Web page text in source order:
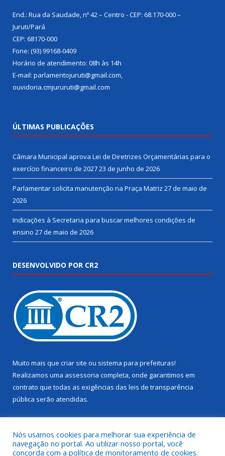
End.: Rua da Saudade, nº 42 – Centro - CEP: 68.170-000 –
Juruti/Pará
CEP: 68170-000
Fone: (93) 99168-0409
Horário de atendimento: 08h às 14h
E-mail: parlamentojuruti@gmail.com,
ouvidoria.cmjururuti@gmail.com
ÚLTIMAS PUBLICAÇÕES
Câmara Municipal aprova Lei de Diretrizes Orçamentárias para o
exercício financeiro de 202723 de junho de 2026
Parlamentar solicita manutenção na Praça Matriz 27 de maio de
2026
Indicações à Secretaria para buscar melhores condições de
ensino 27 de maio de 2026
DESENVOLVIDO POR CR2
Muito mais que criar site ou sistema para prefeituras!
Realizamos uma assessoria completa, onde garantimos em
contrato que todas as exigências das leis de transparência
pública serão atendidas.
Nós usamos cookies para melhorar sua experiência de
navegação no portal. Ao utilizar nosso portal, você
concorda com a política de monitoramento de cookies.